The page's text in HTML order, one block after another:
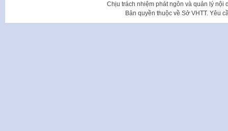
Chịu trách nhiệm phát ngôn và quản lý nội
Bản quyền thuộc về Sở VHTT. Yêu